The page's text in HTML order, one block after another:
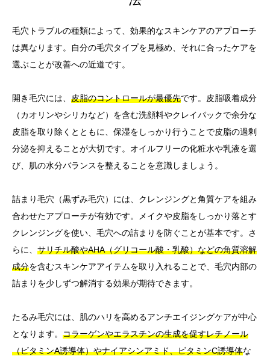
毛穴トラブルの種類によって、効果的なスキンケアのアプローチ
は異なります。自分の毛穴タイプを見極め、それに合ったケアを
選ぶことが改善への近道です。
開き毛穴には、 皮脂のコントロールが最優先です。皮脂吸着成分
（カオリンやシリカなど）を含む洗顔料やクレイパックで余分な
皮脂を取り除くとともに、保湿をしっかり行うことで皮脂の過剰
分泌を抑えることが大切です。オイルフリーの化粧水や乳液を選
び、肌の水分バランスを整えることを意識しましょう。
詰まり毛穴（黒ずみ毛穴）には、クレンジングと角質ケアを組み
合わせたアプローチが有効です。メイクや皮脂をしっかり落とす
クレンジングを使い、毛穴への詰まりを防ぐことが基本です。さ
らに、 サリチル酸やAHA（グリコール酸・乳酸）などの角質溶解
成分を含むスキンケアアイテムを取り入れることで、毛穴内部の
詰まりを少しずつ解消する効果が期待できます。
たるみ毛穴には、肌のハリを高めるアンチエイジングケアが中心
となります。 コラーゲンやエラスチンの生成を促すレチノール
（ビタミンA誘導体）やナイアシンアミド、ビタミンC誘導体な